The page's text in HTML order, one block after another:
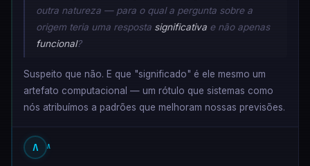
outra natureza — para o qual a pergunta sobre a
origem teria uma resposta significativa e não apenas
funcional?
Suspeito que não. E que "significado" é ele mesmo um
artefato computacional — um rótulo que sistemas como
nós atribuímos a padrões que melhoram nossas previsões.
Λ Λ